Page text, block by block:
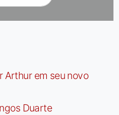
Arthur em seu novo
Duarte